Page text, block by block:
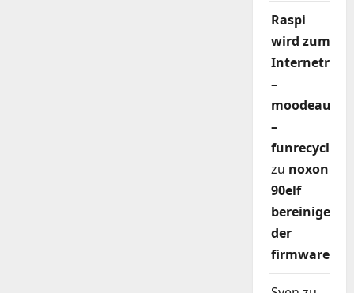
Raspi
wird zum
–
moodeaudio
–
funrecycler
zu noxon
90elf
bereinigen
der
firmware